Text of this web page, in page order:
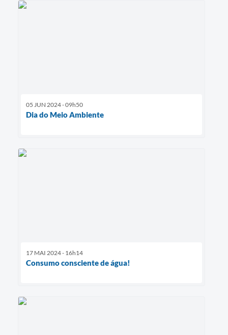
05 JUN 2024 - 09h50
Dia do Meio Ambiente
17 MAI 2024 - 16h14
Consumo consciente de água!